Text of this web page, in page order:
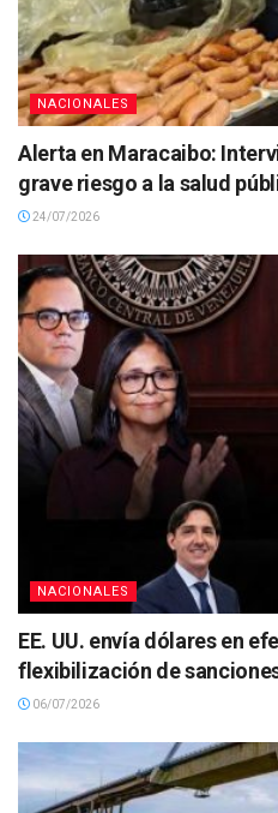
NACIONALES
Alerta en Maracaibo:
grave riesgo a la salud
24/07/2026
NACIONALES
EE. UU. envía dólares en
flexibilización de
06/07/2026